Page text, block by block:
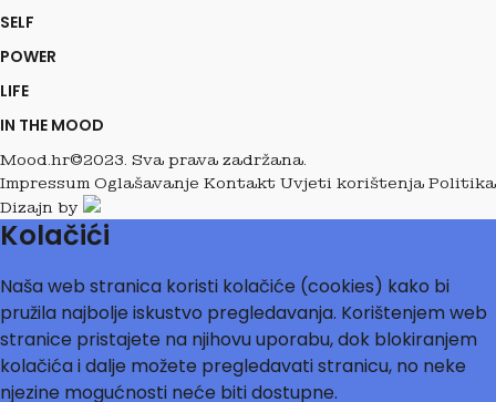
SELF
POWER
LIFE
IN THE MOOD
Mood.hr©2023. Sva prava zadržana.
Impressum Oglašavanje Kontakt Uvjeti korištenja
Dizajn by
Kolačići
Naša web stranica koristi kolačiće (cookies) kako bi
pružila najbolje iskustvo pregledavanja. Korištenjem web
stranice pristajete na njihovu uporabu, dok blokiranjem
kolačića i dalje možete pregledavati stranicu, no neke
njezine mogućnosti neće biti dostupne.